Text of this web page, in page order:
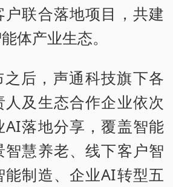
户联合落地项目，共建
体产业生态。
后，声通科技旗下各
及生态合作企业依次
AI落地分享，覆盖智能
慧养老、线下客户智
制造、企业AI转型五